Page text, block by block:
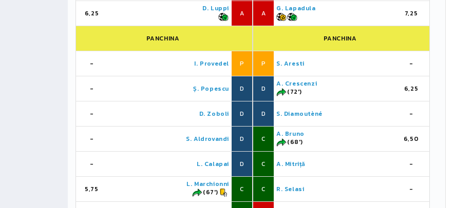
6,25
D. Luppi
A
PANCHINA
- I. Provedel P
- Ș. Popescu D
- D. Zoboli D
- S. Aldrovandi D
- L. Calapai D
5,75
L. Marchionni
(67')
C
A
G. Lapadula
7,25
PANCHINA
P S. Aresti -
D
A. Crescenzi
(72')
6,25
D S. Diamoutèné -
C
A. Bruno
(68')
6,50
C A. Mitriță -
C R. Selasi -